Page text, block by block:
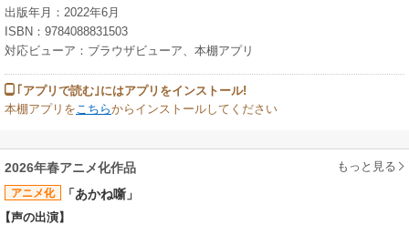
出版年月：2022年6月
ISBN：9784088831503
対応ビューア：ブラウザビューア、本棚アプリ
｢アプリで読む｣にはアプリをインストール!
本棚アプリを こちらからインストールしてください
2026年春アニメ化作品 もっと見る
アニメ化 「あかね噺」
声の出演】